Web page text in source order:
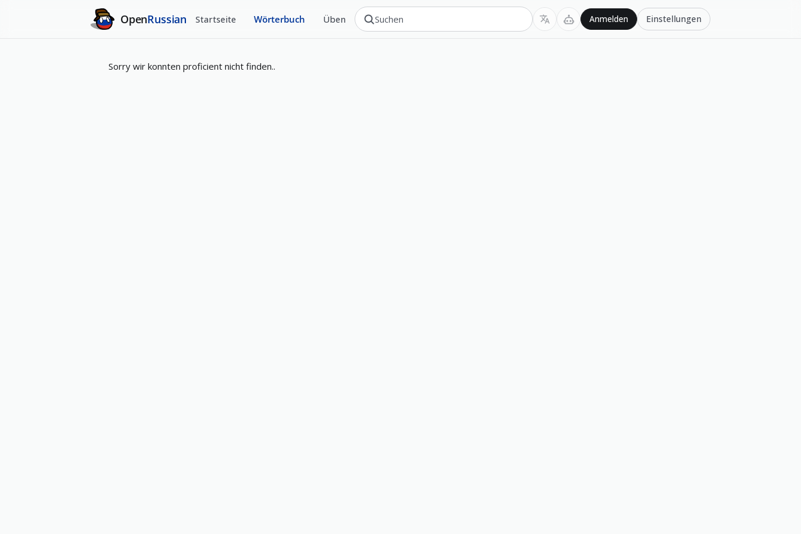
OpenRussian Startseite Wörterbuch Üben Anmelden Einstellungen
Sorry wir konnten proficient nicht finden..